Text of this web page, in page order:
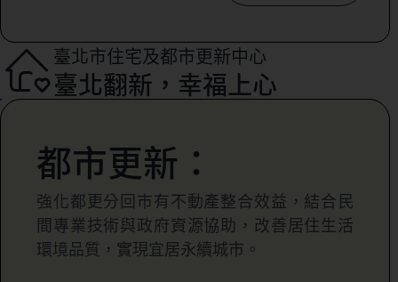
臺北市住宅及都市更新中心
臺北翻新，幸福上心
都市更新：
強化都更分回市有不動產整合效益，結合民
間專業技術與政府資源協助，改善居住生活
環境品質，實現宜居永續城市。